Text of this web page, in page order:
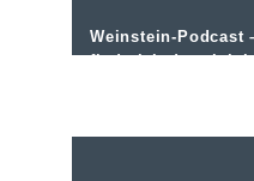
Weinstein-Podcast
finde ich den